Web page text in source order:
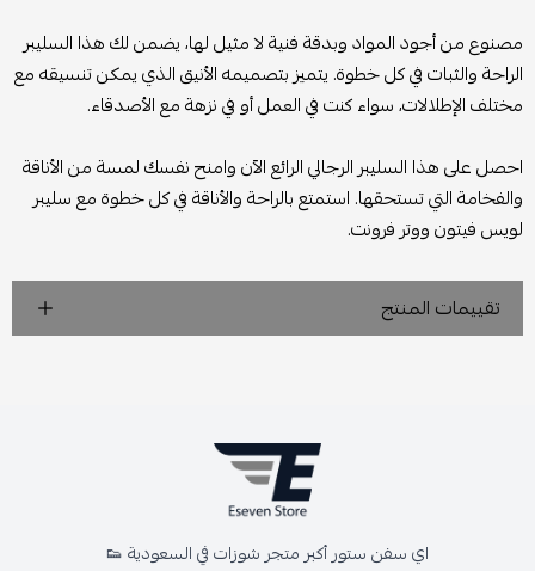
مصنوع من أجود المواد وبدقة فنية لا مثيل لها، يضمن لك هذا السليبر
الراحة والثبات في كل خطوة. يتميز بتصميمه الأنيق الذي يمكن تنسيقه مع
مختلف الإطلالات، سواء كنت في العمل أو في نزهة مع الأصدقاء.
احصل على هذا السليبر الرجالي الرائع الآن وامنح نفسك لمسة من الأناقة
والفخامة التي تستحقها. استمتع بالراحة والأناقة في كل خطوة مع سليبر
لويس فيتون ووتر فرونت.
تقييمات المنتج
اي سفن ستور أكبر متجر شوزات في السعودية 👟